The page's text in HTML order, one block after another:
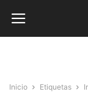
Inicio Etiquetas